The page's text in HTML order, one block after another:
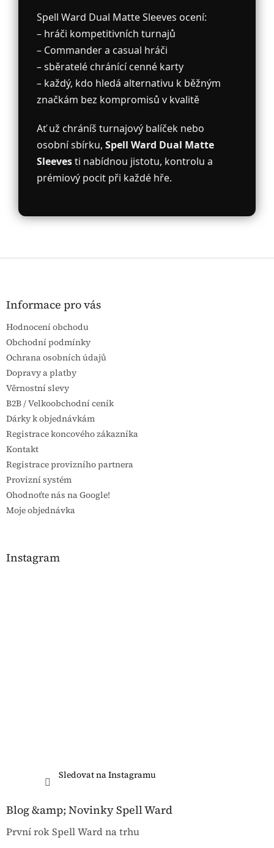
Spell Ward Dual Matte Sleeves ocení:
– hráči kompetitivních turnajů
– Commander a casual hráči
– sběratelé chránící cenné karty
– každý, kdo hledá alternativu k běžným
značkám bez kompromisů v kvalitě
Ať už chráníš turnajový balíček nebo
osobní sbírku, Spell Ward Dual Matte
Sleevesti nabídnou jistotu, kontrolu a
prémiový pocit při každé hře.
Z
Informace pro vás
Hodnocení obchodu
Obchodní podmínky
Ochrana osobních údajů
Dopravy a platby
Věrnostní slevy
B2B / Velkoobchodní ceník
Dárky k objednávkám
Registrace koncového zákazníka
Kontakt
Registrace provizního partnera
Provizní systém
Ohodnoťte nás na Google!
Moje objednávka
Instagram
Sledovat na Instagramu
Blog &amp; Novinky Spell Ward
První rok Spell Ward na trhu